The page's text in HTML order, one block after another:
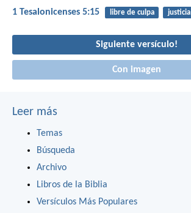
1 Tesalonicenses 5:15 libre de culpa justicia
Siguiente versículo!
Con imagen
Leer más
Temas
Búsqueda
Archivo
Libros de la Biblia
Versículos Más Populares